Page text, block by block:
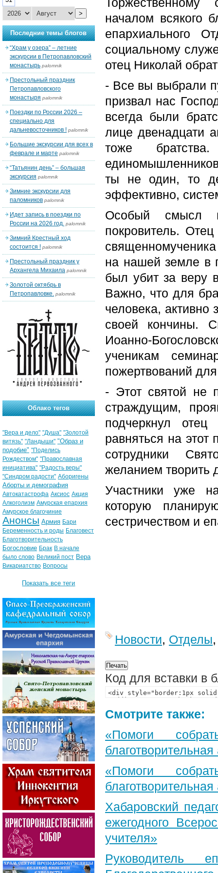
началом всякого
епархиального
социальному
отец Николай
- Все вы выбрали
призвал нас
всегда были
лице двенадцати
тоже
ты не один, то
эффективно,
Особый смысл
покровитель.
на нашей земле в
был убит за веру
Важно, что для
человека,
своей кончины.
Иоанно-
ученикам
пожертвований
- Этот святой не
страждущим,
подчеркнул
равняться на
сотрудники
желанием творить
Участники уже
которую
сестричеством и
Новости, Отделы
Код для вставки в
Смотрите также:
«Помоги
«Помоги
Хабаровский
ежегодного
учителя»
Руководитель
>
Последние темы блогов
“Храм у озера” – летние
экскурсии в Петропавловский
монастырь palomnik
Престольный праздник
Петропавловского
монастыря palomnik
Поездки по России 2026 –
специально для
дальневосточников ! palomnik
Большие экскурсии для всех в
феврале и марте palomnik
“Татьянин день” – большая
экскурсия palomnik
Зимние экскурсии для
паломников palomnik
Идет запись в поездки по
России на 2026 год. palomnik
Зимний Крестный ход
состоится ! palomnik
Престольный праздник у
Архангела Михаила palomnik
Золотой октябрь в
Петропавловке. palomnik
Облако тегов
"Вера и дело" "Душа" "Золотой
витязь" "Ландыши" "Образ и
подобие" "Поделись
Рождеством" "Православная
инициатива" "Радость веры"
"Синдром радости" Аборигены
Аборты и демография
Автокатастрофа Аксиос Акция
Алкоголизм Амурская епархия
Амурское благочиние
Анонсы Армия Бари
Беременность и роды Благовест
Благотворительность
Богословие Брак В начале
было слово Великий пост Вера
Викариатство Вопросы
Показать все теги